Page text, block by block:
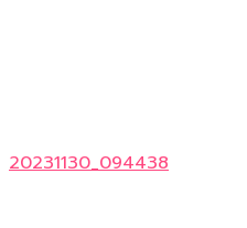
20231130_094438